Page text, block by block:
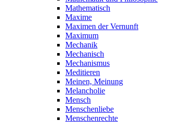
Mathematisch
Maxime
Maximen der Vernunft
Maximum
Mechanik
Mechanisch
Mechanismus
Meditieren
Meinen, Meinung
Melancholie
Mensch
Menschenliebe
Menschenrechte